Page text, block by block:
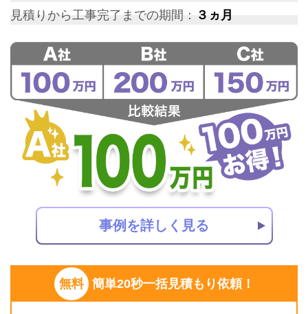
無料 簡単20秒一括見積もり依頼！
見積りから工事完了までの期間： ３ヵ月
事例を詳しく見る